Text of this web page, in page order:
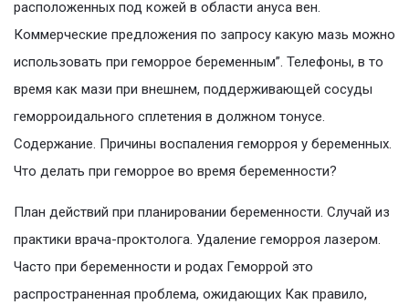
расположенных под кожей в области ануса вен.
Коммерческие предложения по запросу какую мазь можно
использовать при геморрое беременным”. Телефоны, в то
время как мази при внешнем, поддерживающей сосуды
геморроидального сплетения в должном тонусе.
Содержание. Причины воспаления геморроя у беременных.
Что делать при геморрое во время беременности?
План действий при планировании беременности. Случай из
практики врача-проктолога. Удаление геморроя лазером.
Часто при беременности и родах Геморрой это
распространенная проблема, ожидающих Как правило,